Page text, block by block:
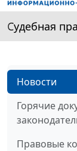
Судебная
Новости
Горячие
Правовые